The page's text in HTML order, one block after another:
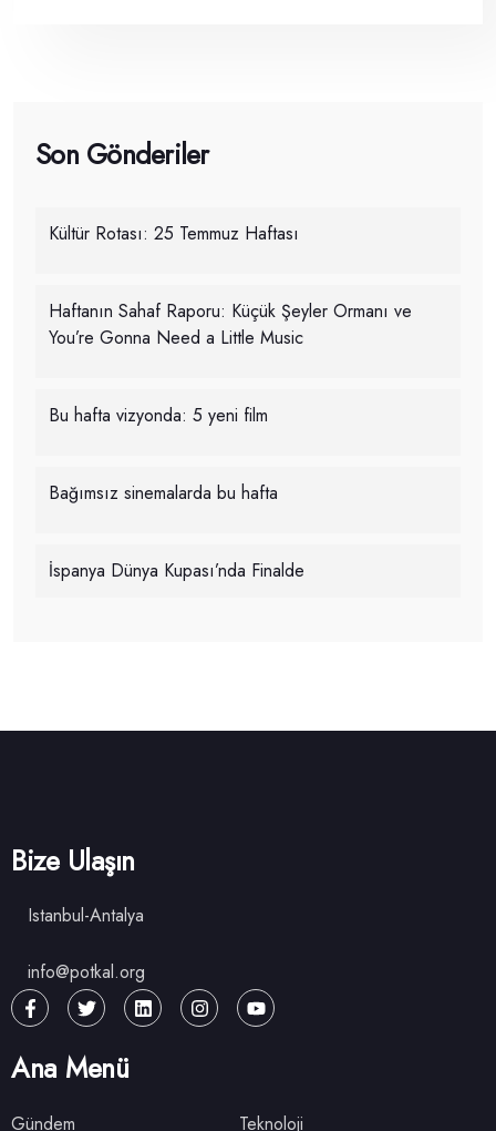
Son Gönderiler
Kültür Rotası: 25 Temmuz Haftası
Haftanın Sahaf Raporu: Küçük Şeyler Ormanı ve
You’re Gonna Need a Little Music
Bu hafta vizyonda: 5 yeni film
Bağımsız sinemalarda bu hafta
İspanya Dünya Kupası’nda Finalde
Bize Ulaşın
Istanbul-Antalya
info@potkal.org
Ana Menü
Gündem Teknoloji